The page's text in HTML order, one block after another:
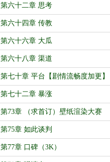
第六十二章 思考
第六十四章 传教
第六十六章 大瓜
第六十八章 渠道
第七十章 平台【剧情流畅度加更】
第七十二章 暴涨
第73章 （求首订）壁纸渲染大赛
第75章 如此谈判
第77章 口碑（3K）